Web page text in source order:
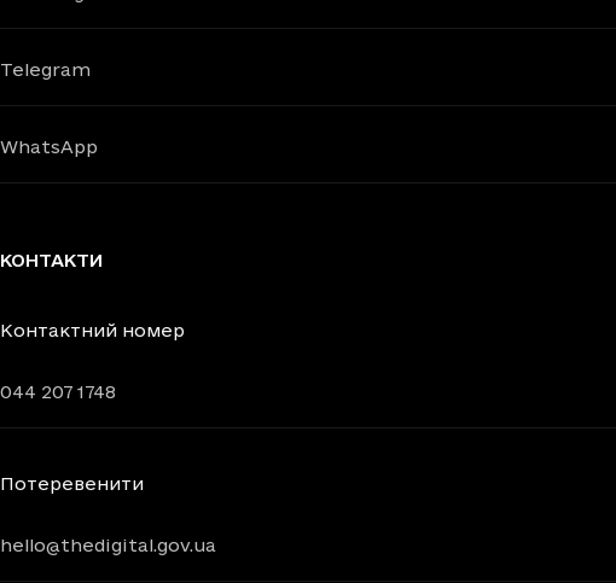
Telegram
WhatsApp
КОНТАКТИ
Контактний номер
044 207 1748
Потеревенити
hello@thedigital.gov.ua